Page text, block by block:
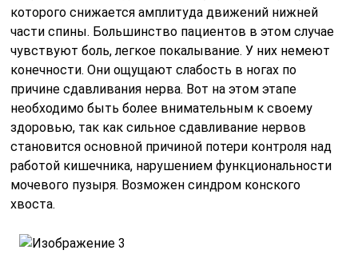
которого снижается амплитуда движений нижней
части спины. Большинство пациентов в этом случае
чувствуют боль, легкое покалывание. У них немеют
конечности. Они ощущают слабость в ногах по
причине сдавливания нерва. Вот на этом этапе
необходимо быть более внимательным к своему
здоровью, так как сильное сдавливание нервов
становится основной причиной потери контроля над
работой кишечника, нарушением функциональности
мочевого пузыря. Возможен синдром конского
хвоста.